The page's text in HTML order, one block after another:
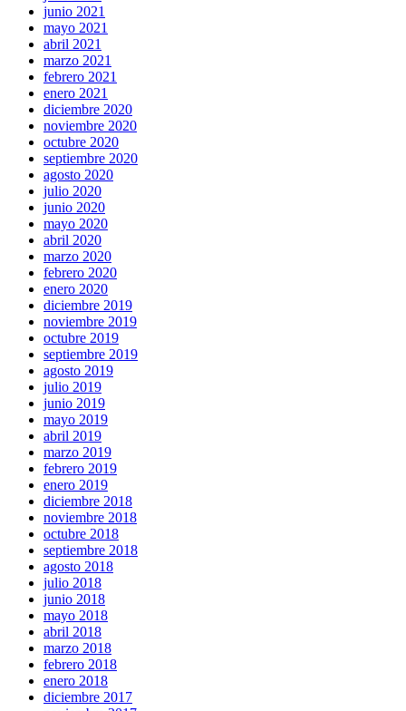
junio 2021
mayo 2021
abril 2021
marzo 2021
febrero 2021
enero 2021
diciembre 2020
noviembre 2020
octubre 2020
septiembre 2020
agosto 2020
julio 2020
junio 2020
mayo 2020
abril 2020
marzo 2020
febrero 2020
enero 2020
diciembre 2019
noviembre 2019
octubre 2019
septiembre 2019
agosto 2019
julio 2019
junio 2019
mayo 2019
abril 2019
marzo 2019
febrero 2019
enero 2019
diciembre 2018
noviembre 2018
octubre 2018
septiembre 2018
agosto 2018
julio 2018
junio 2018
mayo 2018
abril 2018
marzo 2018
febrero 2018
enero 2018
diciembre 2017